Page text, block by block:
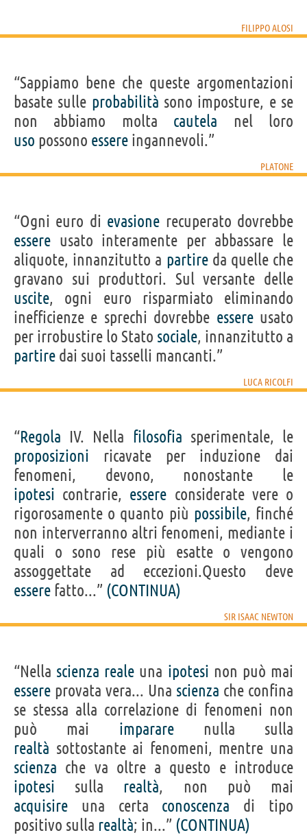
FILIPPO ALOSI
“Sappiamo bene che queste argomentazioni
basate sulle probabilità sono imposture, e se
non abbiamo molta cautela nel loro
uso possono essere ingannevoli.”
PLATONE
“Ogni euro di evasione recuperato dovrebbe
essere usato interamente per abbassare le
aliquote, innanzitutto a partireda quelle che
gravano sui produttori. Sul versante delle
uscite, ogni euro risparmiato eliminando
inefficienze e sprechi dovrebbe essereusato
per irrobustire lo Stato sociale, innanzitutto a
partire dai suoi tasselli mancanti.”
LUCA RICOLFI
“Regola IV. Nella filosofia sperimentale, le
proposizioni ricavate per induzione dai
fenomeni, devono, nonostante le
ipotesi contrarie, essere considerate vere o
rigorosamente o quanto più possibile, finché
non interverranno altri fenomeni, mediante i
quali o sono rese più esatte o vengono
assoggettate ad eccezioni.Questo deve
essere fatto...” (CONTINUA)
SIR ISAAC NEWTON
“Nella scienza reale una ipotesi non può mai
essere provata vera... Una scienza che confina
se stessa alla correlazione di fenomeni non
può mai impararenulla sulla
realtà sottostante ai fenomeni, mentre una
scienza che va oltre a questo e introduce
ipotesi sulla realtà, non può mai
acquisire una certa conoscenza di tipo
positivo sulla realtà; in...” (CONTINUA)